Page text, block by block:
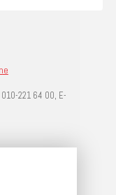
221 64 00, E-